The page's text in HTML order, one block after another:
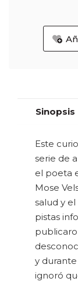
Sinopsis
Este
serie de
el poeta
Mose
salud y
pistas
y
ignoró